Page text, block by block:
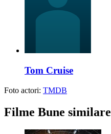
Tom Cruise
Foto actori: TMDB
Filme Bune similare